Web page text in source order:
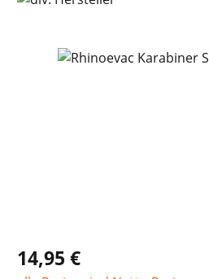
Bildergalerie überspringen
14,95 €